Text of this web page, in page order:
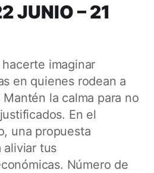
JUNIO – 21
imaginar
en quienes rodean a
la calma para no
En el
una propuesta
aliviar tus
Número de